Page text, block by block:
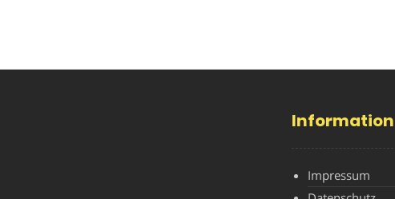
Information
Impressum